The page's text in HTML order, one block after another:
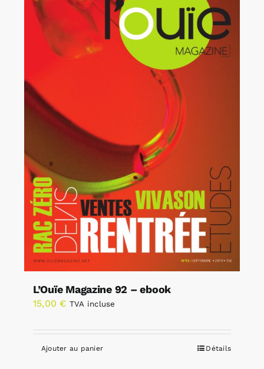
L’Ouïe Magazine 92 – ebook
15,00 € TVA incluse
Ajouter au panier Détails